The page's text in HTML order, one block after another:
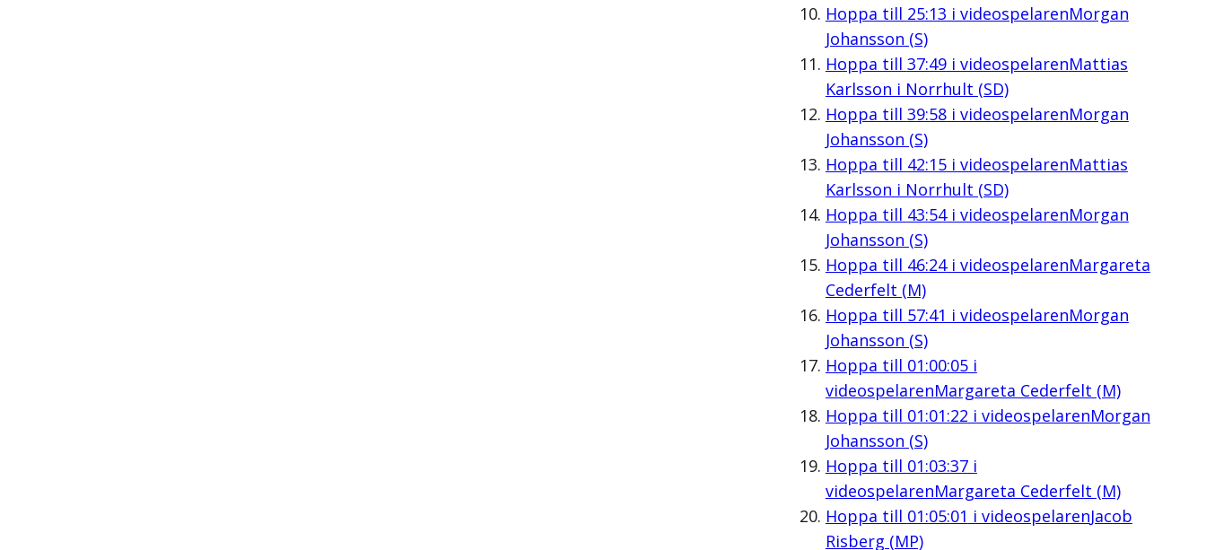
Hoppa till 25:13 i videospelarenMorgan
Johansson (S)
Hoppa till 37:49i videospelarenMattias
Karlsson i Norrhult (SD)
Hoppa till 39:58i videospelarenMorgan
Johansson (S)
Hoppa till 42:15i videospelarenMattias
Karlsson i Norrhult (SD)
Hoppa till 43:54i videospelarenMorgan
Johansson (S)
Hoppa till 46:24i videospelarenMargareta
Cederfelt (M)
Hoppa till 57:41 i videospelarenMorgan
Johansson (S)
Hoppa till 01:00:05i
videospelarenMargareta Cederfelt (M)
Hoppa till 01:01:22 i videospelarenMorgan
Johansson (S)
Hoppa till 01:03:37i
videospelarenMargareta Cederfelt (M)
Hoppa till 01:05:01 i videospelarenJacob
Risberg (MP)